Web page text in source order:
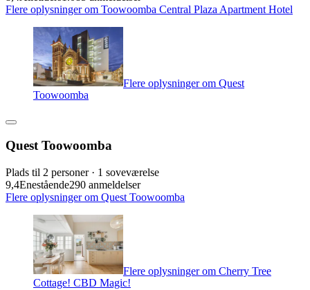
Flere oplysninger om Toowoomba Central Plaza Apartment Hotel
Flere oplysninger om Quest
Toowoomba
Quest Toowoomba
Plads til 2 personer · 1 soveværelse
9,4Enestående290 anmeldelser
Flere oplysninger om Quest Toowoomba
Flere oplysninger om Cherry Tree
Cottage! CBD Magic!